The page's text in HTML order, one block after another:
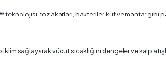
toz akarları, bakteriler, küf ve mantar gibi
sağlayarak vücut sıcaklığını dengeler ve kalp